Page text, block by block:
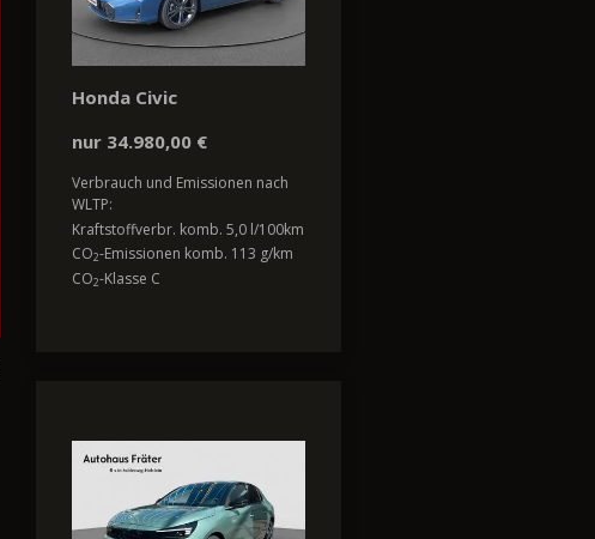
Honda Civic
nur 34.980,00 €
Verbrauch und Emissionen nach
WLTP:
Kraftstoffverbr. komb. 5,0 l/100km
CO2-Emissionen komb. 113 g/km
CO2-Klasse C